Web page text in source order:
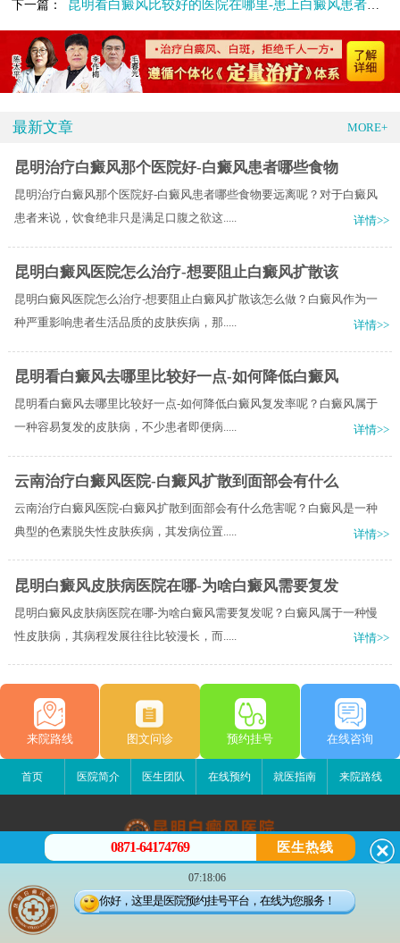
下一篇：
昆明看白癜风比较好的医院在哪里-患上白癜风患者该如何对待
最新文章 MORE+
昆明治疗白癜风那个医院好-白癜风患者哪些食物
昆明治疗白癜风那个医院好-白癜风患者哪些食物要远离呢？对于白癜风
患者来说，饮食绝非只是满足口腹之欲这.....
详情>>
昆明白癜风医院怎么治疗-想要阻止白癜风扩散该
昆明白癜风医院怎么治疗-想要阻止白癜风扩散该怎么做？白癜风作为一
种严重影响患者生活品质的皮肤疾病，那.....
详情>>
昆明看白癜风去哪里比较好一点-如何降低白癜风
昆明看白癜风去哪里比较好一点-如何降低白癜风复发率呢？白癜风属于
一种容易复发的皮肤病，不少患者即便病.....
详情>>
云南治疗白癜风医院-白癜风扩散到面部会有什么
云南治疗白癜风医院-白癜风扩散到面部会有什么危害呢？白癜风是一种
典型的色素脱失性皮肤疾病，其发病位置.....
详情>>
昆明白癜风皮肤病医院在哪-为啥白癜风需要复发
昆明白癜风皮肤病医院在哪-为啥白癜风需要复发呢？白癜风属于一种慢
性皮肤病，其病程发展往往比较漫长，而.....
详情>>
来院路线 图文问诊 预约挂号 在线咨询
首页 医院简介 医生团队 在线预约 就医指南 来院路线
昆明白癜风医院
昆明市五华区护国路2号
版权所有：昆明白癜风医院
0871-64174769 医生热线
07:18:06
你好，这里是医院预约挂号平台，在线为您服务！